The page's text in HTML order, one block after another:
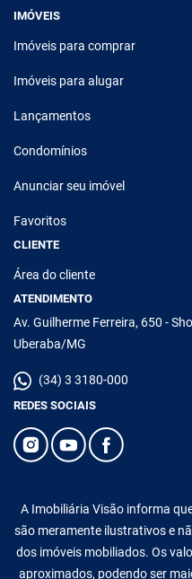
IMÓVEIS
Imóveis para comprar
Imóveis para alugar
Lançamentos
Condomínios
Anunciar seu imóvel
Favoritos
CLIENTE
Área do cliente
ATENDIMENTO
Av. Guilherme Ferreira, 650 -
Uberaba/MG
(34) 3 3180-000
REDES SOCIAIS
A Imobiliária Visão informa
são meramente ilustrativos e
dos imóveis mobiliados. Os
aproximados, podendo ser